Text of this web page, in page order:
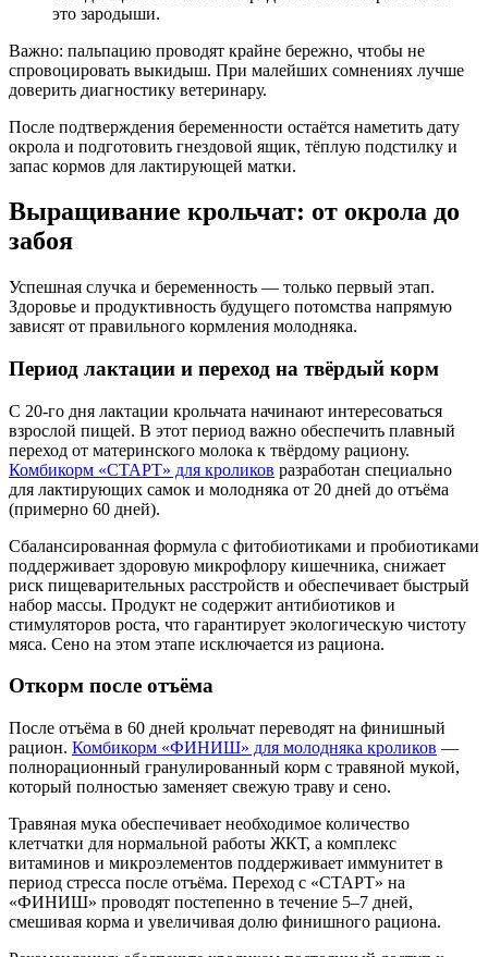
это зародыши.
Важно: пальпацию проводят крайне бережно, чтобы не
спровоцировать выкидыш. При малейших сомнениях лучше
доверить диагностику ветеринару.
После подтверждения беременности остаётся наметить дату
окрола и подготовить гнездовой ящик, тёплую подстилку и
запас кормов для лактирующей матки.
Выращивание крольчат: от окрола до
забоя
Успешная случка и беременность — только первый этап.
Здоровье и продуктивность будущего потомства напрямую
зависят от правильного кормления молодняка.
Период лактации и переход на твёрдый корм
С 20-го дня лактации крольчата начинают интересоваться
взрослой пищей. В этот период важно обеспечить плавный
переход от материнского молока к твёрдому рациону.
Комбикорм «СТАРТ» для кроликов разработан специально
для лактирующих самок и молодняка от 20 дней до отъёма
(примерно 60 дней).
Сбалансированная формула с фитобиотиками и пробиотиками
поддерживает здоровую микрофлору кишечника, снижает
риск пищеварительных расстройств и обеспечивает быстрый
набор массы. Продукт не содержит антибиотиков и
стимуляторов роста, что гарантирует экологическую чистоту
мяса. Сено на этом этапе исключается из рациона.
Откорм после отъёма
После отъёма в 60 дней крольчат переводят на финишный
рацион. Комбикорм «ФИНИШ» для молодняка кроликов —
полнорационный гранулированный корм с травяной мукой,
который полностью заменяет свежую траву и сено.
Травяная мука обеспечивает необходимое количество
клетчатки для нормальной работы ЖКТ, а комплекс
витаминов и микроэлементов поддерживает иммунитет в
период стресса после отъёма. Переход с «СТАРТ» на
«ФИНИШ» проводят постепенно в течение 5–7 дней,
смешивая корма и увеличивая долю финишного рациона.